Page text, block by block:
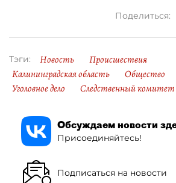
Поделиться:
Тэги: Новость
Происшествия
Калининградская область
Общество
Уголовное дело
Следственный комитет
Обсуждаем новости
Присоединяйтесь!
Подписаться на новости